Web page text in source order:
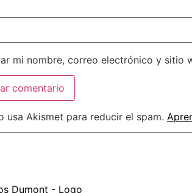
mi nombre, correo electrónico y sitio
usa Akismet para reducir el spam.